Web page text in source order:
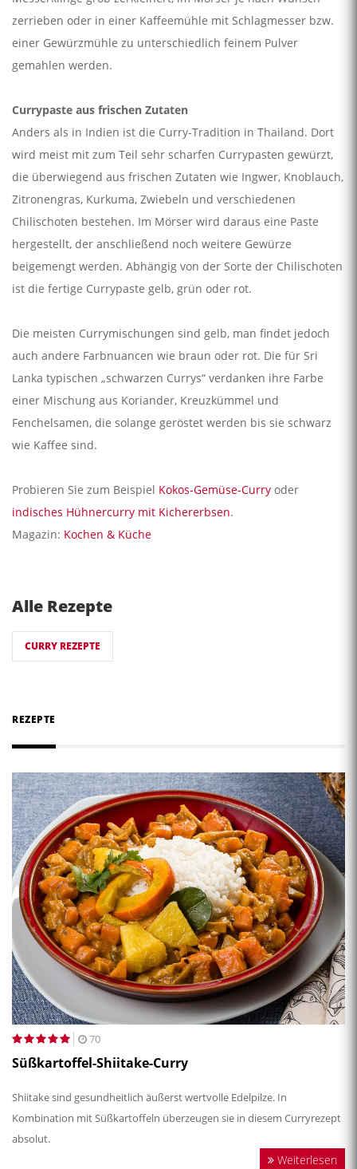
zerrieben oder in einer Kaffeemühle mit Schlagmesser bzw.
einer Gewürzmühle zu unterschiedlich feinem Pulver
gemahlen werden.
Currypaste aus frischen Zutaten
Anders als in Indien ist die Curry-Tradition in Thailand. Dort
wird meist mit zum Teil sehr scharfen Currypasten gewürzt,
die überwiegend aus frischen Zutaten wie Ingwer, Knoblauch,
Zitronengras, Kurkuma, Zwiebeln und verschiedenen
Chilischoten bestehen. Im Mörser wird daraus eine Paste
hergestellt, der anschließend noch weitere Gewürze
beigemengt werden. Abhängig von der Sorte der Chilischoten
ist die fertige Currypaste gelb, grün oder rot.
Die meisten Currymischungen sind gelb, man findet jedoch
auch andere Farbnuancen wie braun oder rot. Die für Sri
Lanka typischen „schwarzen Currys“ verdanken ihre Farbe
einer Mischung aus Koriander, Kreuzkümmel und
Fenchelsamen, die solange geröstet werden bis sie schwarz
wie Kaffee sind.
Probieren Sie zum Beispiel Kokos-Gemüse-Curry oder
indisches Hühnercurry mit Kichererbsen.
Magazin: Kochen & Küche
Alle Rezepte
CURRY REZEPTE
REZEPTE
70
Süßkartoffel-Shiitake-Curry
Shiitake sind gesundheitlich äußerst wertvolle Edelpilze. In
Kombination mit Süßkartoffeln überzeugen sie in diesem Curryrezept
absolut.
Weiterlesen